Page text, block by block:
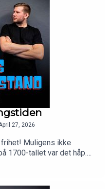
27, 2026
Muligens ikke
1700-tallet var det håp.
fra undertrykkelse til
velstand! Eller?